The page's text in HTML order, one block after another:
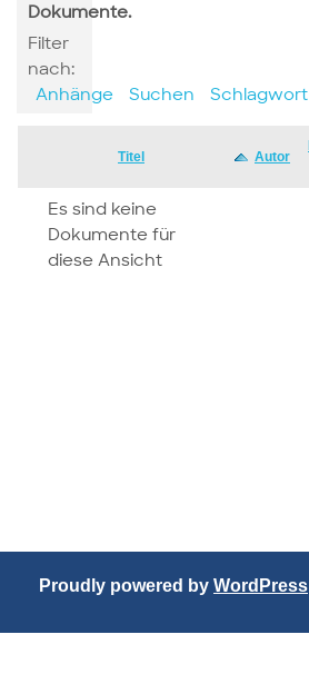
Dokumente.
Filter
nach:
Anhänge
Suchen Schlagwort
Titel Autor
Es sind keine
Dokumente für
diese Ansicht
Proudly powered by WordPress